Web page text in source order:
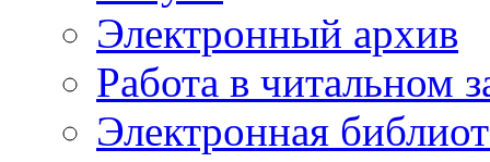
Электронный архив
Работа в читальном
Электронная